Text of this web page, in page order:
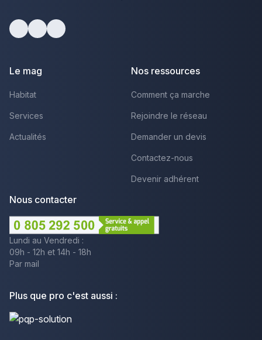
Le mag
Habitat
Services
Actualités
Nos ressources
Comment ça marche
Rejoindre le réseau
Demander un devis
Contactez-nous
Devenir adhérent
Nous contacter
Lundi au Vendredi :
09h - 12h et 14h - 18h
Par mail
Plus que pro c'est aussi :